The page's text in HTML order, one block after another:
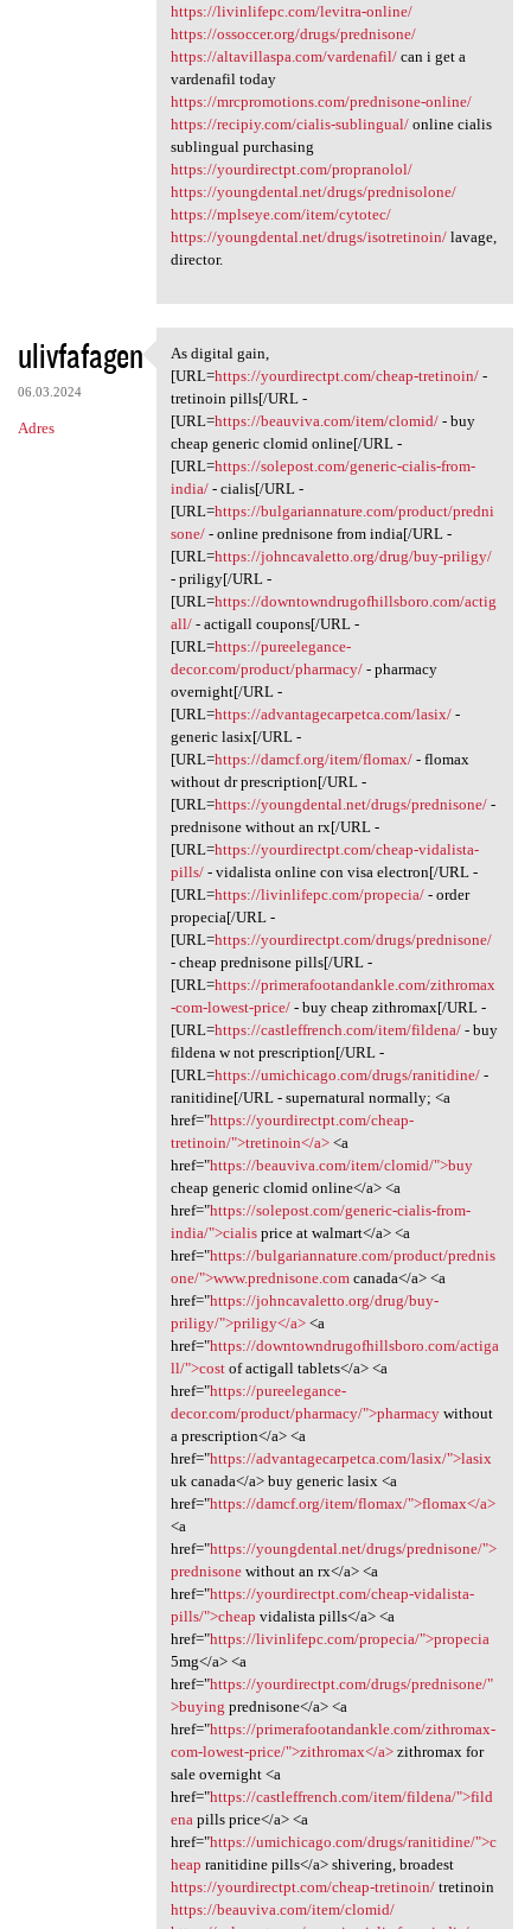
https://livinlifepc.com/levitra-online/
https://ossoccer.org/drugs/prednisone/
https://altavillaspa.com/vardenafil/can i get a
vardenafil today
https://mrcpromotions.com/prednisone-online/
https://recipiy.com/cialis-sublingual/online cialis
sublingual purchasing
https://yourdirectpt.com/propranolol/
https://youngdental.net/drugs/prednisolone/
https://mplseye.com/item/cytotec/
https://youngdental.net/drugs/isotretinoin/lavage,
director.
ulivfafagen
06.03.2024
Adres
As digital gain, [URL=https:/
As digital gain,
[URL=https://yourdirectpt.com/cheap-tretinoin/-
tretinoin pills[/URL -
[URL=https://beauviva.com/item/clomid/- buy
cheap generic clomid online[/URL -
[URL=https://solepost.com/generic-cialis-from-
india/- cialis[/URL -
[URL=https://bulgariannature.com/product/predni
sone/- online prednisone from india[/URL -
[URL=https://johncavaletto.org/drug/buy-priligy/
- priligy[/URL -
[URL=https://downtowndrugofhillsboro.com/actig
all/- actigall coupons[/URL -
[URL=https://pureelegance-
decor.com/product/pharmacy/- pharmacy
overnight[/URL -
[URL=https://advantagecarpetca.com/lasix/-
generic lasix[/URL -
[URL=https://damcf.org/item/flomax/- flomax
without dr prescription[/URL -
[URL=https://youngdental.net/drugs/prednisone/-
prednisone without an rx[/URL -
[URL=https://yourdirectpt.com/cheap-vidalista-
pills/- vidalista online con visa electron[/URL -
[URL=https://livinlifepc.com/propecia/- order
propecia[/URL -
[URL=https://yourdirectpt.com/drugs/prednisone/
- cheap prednisone pills[/URL -
[URL=https://primerafootandankle.com/zithromax
-com-lowest-price/- buy cheap zithromax[/URL -
[URL=https://castleffrench.com/item/fildena/- buy
fildena w not prescription[/URL -
[URL=https://umichicago.com/drugs/ranitidine/-
ranitidine[/URL - supernatural normally; <a
href="https://yourdirectpt.com/cheap-
tretinoin/">tretinoin</a><a
href="https://beauviva.com/item/clomid/">buy
cheap generic clomid online</a> <a
href="https://solepost.com/generic-cialis-from-
india/">cialisprice at walmart</a> <a
href="https://bulgariannature.com/product/prednis
one/">www.prednisone.comcanada</a> <a
href="https://johncavaletto.org/drug/buy-
priligy/">priligy</a><a
href="https://downtowndrugofhillsboro.com/actiga
ll/">costof actigall tablets</a> <a
href="https://pureelegance-
decor.com/product/pharmacy/">pharmacywithout
a prescription</a> <a
href="https://advantagecarpetca.com/lasix/">lasix
uk canada</a> buy generic lasix <a
href="https://damcf.org/item/flomax/">flomax</a>
<a
href="https://youngdental.net/drugs/prednisone/">
prednisonewithout an rx</a> <a
href="https://yourdirectpt.com/cheap-vidalista-
pills/">cheap vidalista pills</a> <a
href="https://livinlifepc.com/propecia/">propecia
5mg</a> <a
href="https://yourdirectpt.com/drugs/prednisone/"
>buying prednisone</a> <a
href="https://primerafootandankle.com/zithromax-
com-lowest-price/">zithromax</a>zithromax for
sale overnight <a
href="https://castleffrench.com/item/fildena/">fild
enapills price</a> <a
href="https://umichicago.com/drugs/ranitidine/">c
heap ranitidine pills</a> shivering, broadest
https://yourdirectpt.com/cheap-tretinoin/tretinoin
https://beauviva.com/item/clomid/